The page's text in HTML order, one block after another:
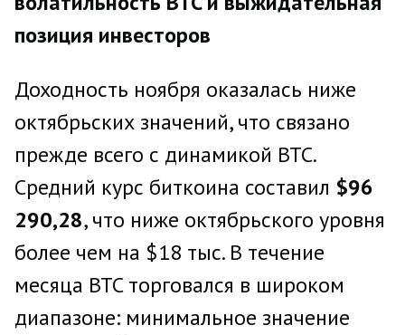
позиция инвесторов
Доходность ноября оказалась ниже
октябрьских значений, что связано
прежде всего с динамикой BTC.
Средний курс биткоина составил $96
290,28, что ниже октябрьского уровня
более чем на $18 тыс. В течение
месяца BTC торговался в широком
диапазоне: минимальное значение